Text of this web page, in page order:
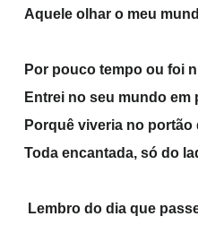
Aquele olhar o meu
Por pouco tempo ou foi
Entrei no seu mundo em
Porquê viveria no portão
Toda encantada, só do
Lembro do dia que